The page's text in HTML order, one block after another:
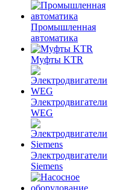
Промышленная
автоматика
Муфты KTR
Электродвигатели
WEG
Электродвигатели
Siemens